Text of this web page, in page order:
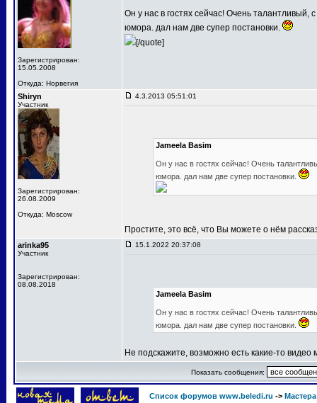
Зарегистрирован:
15.05.2008
Откуда: Норвегия
Он у нас в гостях сейчас! Очень талантливый, с
юмора. дал нам две супер постановки.
[/quote]
Shiryn
Участник
Зарегистрирован:
26.08.2009
Откуда: Moscow
4.3.2013 05:51:01
Jameela Basim
Он у нас в гостях сейчас! Очень
юмора. дал нам две супер постановки.
Простите, это всё, что Вы можете о нём
arinka95
Участник
Зарегистрирован:
08.08.2018
15.1.2022 20:37:08
Jameela Basim
Он у нас в гостях сейчас! Очень
юмора. дал нам две супер постановки.
Не подскажите, возможно есть какие-то видео
Показать сообщения:
Список форумов www.beledi.ru ->